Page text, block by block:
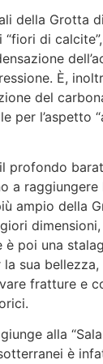
della Grotta
di
È,
del
per l’aspetto
a raggiungere
ampio della
poi una
sua bellezza,
fratture e
alla
è